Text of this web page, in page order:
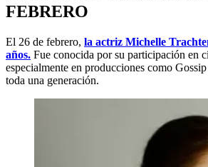
FEBRERO
El 26 de febrero, la actriz Michelle
años. Fue conocida por su participación en
especialmente en producciones como
toda una generación.